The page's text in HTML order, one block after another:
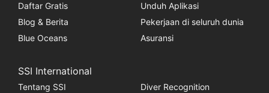
Daftar Gratis
Unduh Aplikasi
Blog & Berita
Pekerjaan di seluruh dunia
Blue Oceans
Asuransi
SSI International
Tentang SSI
Diver Recognition